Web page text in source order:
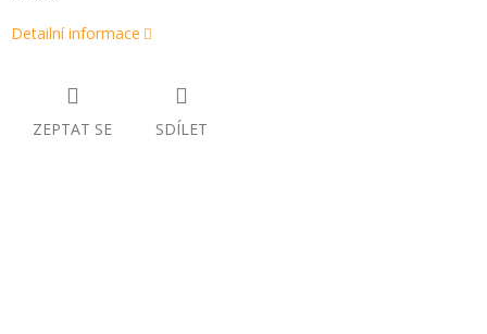
Detailní informace
ZEPTAT SE SDÍLET